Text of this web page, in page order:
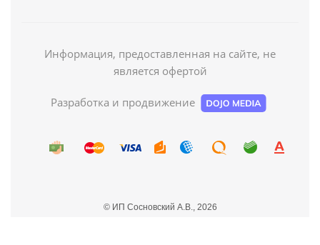
Информация, предоставленная на сайте, не
является офертой
Разработка и продвижение
© ИП Сосновский А.В., 2026